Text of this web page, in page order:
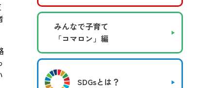
みんなで子育て
「コマロン」編
SDGsとは？